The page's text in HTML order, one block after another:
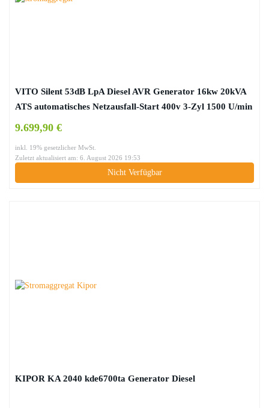
VITO Silent 53dB LpA Diesel AVR Generator 16kw 20kVA
ATS automatisches Netzausfall-Start 400v 3-Zyl 1500 U/min
Ölmangelsicherung (400v 20kVA Diesel)
9.699,90 €
inkl. 19% gesetzlicher MwSt.
Zuletzt aktualisiert am: 6. August 2026 19:53
Nicht Verfügbar
KIPOR KA 2040 kde6700ta Generator Diesel